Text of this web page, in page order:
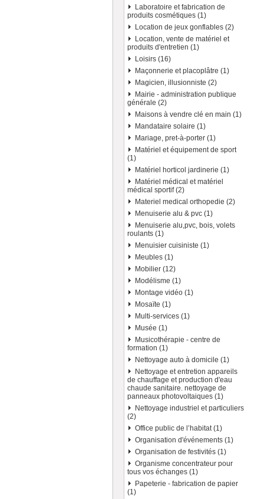
Laboratoire et fabrication de
produits cosmétiques (1)
Location de jeux gonflables (2)
Location, vente de matériel et
produits d'entretien (1)
Loisirs (16)
Maçonnerie et placoplâtre (1)
Magicien, illusionniste (2)
Mairie - administration publique
générale (2)
Maisons à vendre clé en main (1)
Mandataire solaire (1)
Mariage, pret-à-porter (1)
Matériel et équipement de sport
(1)
Matériel horticol jardinerie (1)
Matériel médical et matériel
médical sportif (2)
Materiel medical orthopedie (2)
Menuiserie alu & pvc (1)
Menuiserie alu,pvc, bois, volets
roulants (1)
Menuisier cuisiniste (1)
Meubles (1)
Mobilier (12)
Modélisme (1)
Montage vidéo (1)
Mosaïte (1)
Multi-services (1)
Musée (1)
Musicothérapie - centre de
formation (1)
Nettoyage auto à domicile (1)
Nettoyage et entretion appareils
de chauffage et production d'eau
chaude sanitaire. nettoyage de
panneaux photovoltaiques (1)
Nettoyage industriel et particuliers
(2)
Office public de l’habitat (1)
Organisation d'événements (1)
Organisation de festivités (1)
Organisme concentrateur pour
tous vos échanges (1)
Papeterie - fabrication de papier
(1)